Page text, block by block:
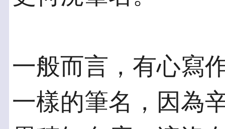
一般而言，有心寫
一樣的筆名，因為